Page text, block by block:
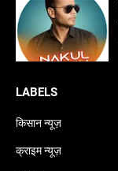
LABELS
किसान न्यूज़
क्राइम न्यूज़